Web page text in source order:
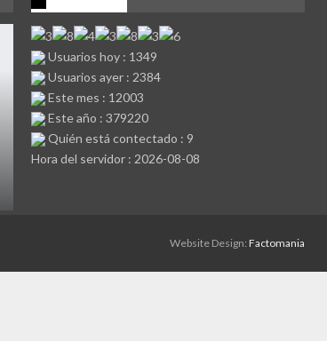
Usuarios hoy : 1349
Usuarios ayer : 2384
Este mes : 12003
Este año : 379220
Quién está contectado : 9
Hora del servidor : 2026-08-08
Website Design: Factomania